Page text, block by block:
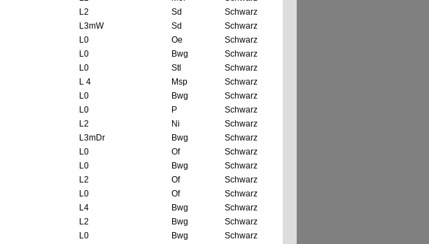
L2 Sd
Schwarz
L3mW Sd
Schwarz
L0 Oe
Schwarz
L0 Bwg
Schwarz
L0 Stl
Schwarz
L 4 Msp
Schwarz
L0 Bwg
Schwarz
L0 P
Schwarz
L2 Ni
Schwarz
L3mDr Bwg
Schwarz
L0 Of
Schwarz
L0 Bwg
Schwarz
L2 Of
Schwarz
L0 Of
Schwarz
L4 Bwg
Schwarz
L2 Bwg
Schwarz
L0 Bwg
Schwarz